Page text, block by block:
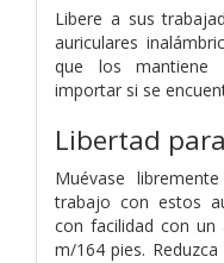
Libere a sus
auriculares
que los mantiene
importar si se
Libertad
Muévase
trabajo con estos
con facilidad con un
m/164 pies.